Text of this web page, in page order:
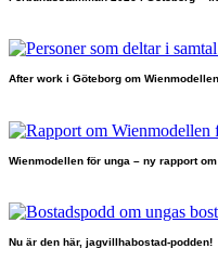
After work i Göteborg om
Wienmodellen för unga – ny rapport
Nu är den här, jagvillhabostad-podden!